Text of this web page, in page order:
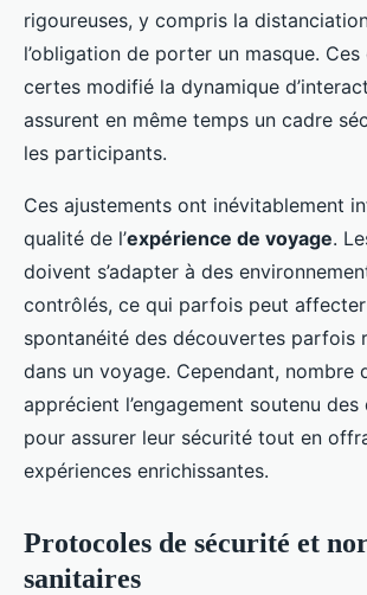
rigoureuses, y compris la
l’obligation de porter un masque.
certes modifié la dynamique
assurent en même temps un cadre
les participants.
Ces ajustements ont inévitablement
qualité de l’expérience de voyage.
doivent s’adapter à des
contrôlés, ce qui parfois peut
spontanéité des découvertes parfois
dans un voyage. Cependant, nombre
apprécient l’engagement soutenu
pour assurer leur sécurité tout en
expériences enrichissantes.
Protocoles de sécurité et
sanitaires